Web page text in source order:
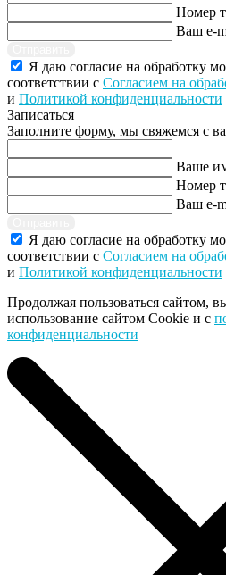
Номер
Ваш e-
Я даю согласие на обработку
соответствии с Согласием на
и Политикой конфиденциальности
Записаться
Заполните форму, мы свяжемся с
Ваше
Номер
Ваш e-
Я даю согласие на обработку
соответствии с Согласием на
и Политикой конфиденциальности
Продолжая пользоваться сайтом,
использование сайтом Cookie и с
конфиденциальности